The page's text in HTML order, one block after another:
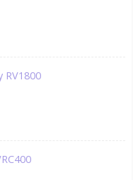
RV1800